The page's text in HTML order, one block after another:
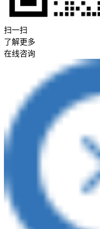
扫一扫
了解更多
在线咨询